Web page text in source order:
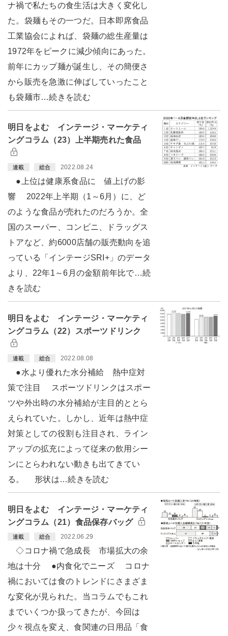
ナ禍で私たちの食生活は大きく変化し
た。袋麺もその一つだ。日本即席食品
工業協会によれば、袋麺の総生産量は
1972年をピークに減少傾向にあった。
前年にカップ麺が誕生し、その簡便さ
から販売を急激に伸ばしていったこと
も袋麺市…続きを読む
明日をよむ インテージ・マーケティ
ングコラム（23）上半期売れた食品
連載 総合 2022.08.24
●上位は健康系食品に 値上げの影
響 2022年上半期（1～6月）に、ど
のような食品が売れたのだろうか。全
国のスーパー、コンビニ、ドラッグス
トアなど、約6000店舗の販売動向を追
っている「インテージSRI+」のデータ
より、22年1～6月の金額前年比で…続
きを読む
明日をよむ インテージ・マーケティ
ングコラム（22）スポーツドリンク
連載 総合 2022.08.08
●水より優れた水分補給 熱中症対
策で注目 スポーツドリンクはスポー
ツや外出時の水分補給が主目的ととら
えられていた。しかし、近年は熱中症
対策としての役割も注目され、ライン
アップの拡充によって従来の飲用シー
ンにとらわれない動きも出てきてい
る。 形状は…続きを読む
明日をよむ インテージ・マーケティ
ングコラム（21）食品保存バッグ
連載 総合 2022.06.29
◇コロナ禍で急成長 市場拡大の余
地は十分 ●内食化でニーズ コロナ
禍においては食のトレンドにさまざま
な変化が見られた。当コラムでもこれ
までいくつか扱ってきたが、今回は
少々視点を変え、食関連の日用品「食